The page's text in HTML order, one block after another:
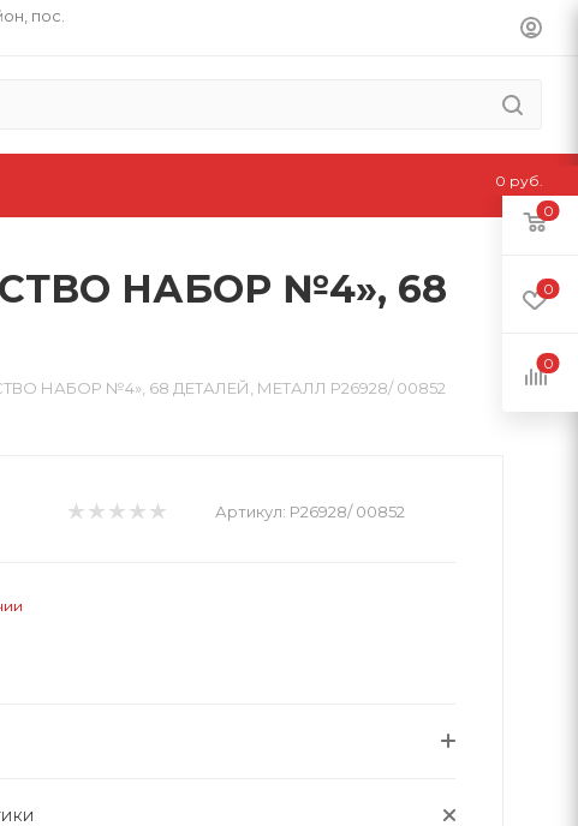
пос.
НАБОР №4», 68
НАБОР №4», 68 ДЕТАЛЕЙ, МЕТАЛЛ Р26928/ 00852
Артикул: Р26928/ 00852
0
0
0
0 руб.